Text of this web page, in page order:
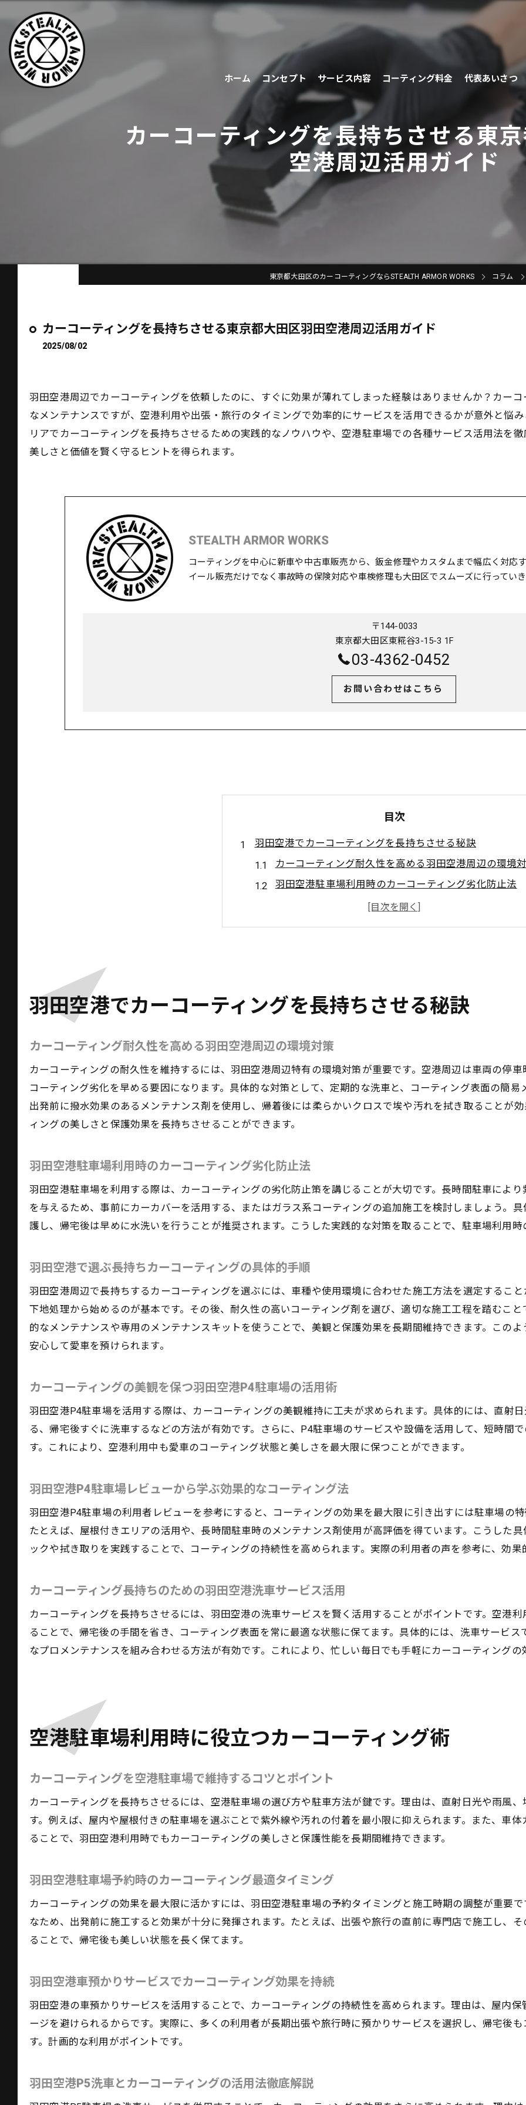
ホーム コンセプト サービス内容 コーティング料金 代表あいさつ
カーコーティングを長持ちさせる東
空港周辺活用ガイド
東京都大田区のカーコーティングならSTEALTH ARMOR WORKS コラム
カーコーティングを長持ちさせる東京都大田区羽田空港周辺活用ガイド
2025/08/02
羽田空港周辺でカーコーティングを依頼したのに、すぐに効果が薄れてしまった経験はありませんか？カー
なメンテナンスですが、空港利用や出張・旅行のタイミングで効率的にサービスを活用できるかが意外と悩
リアでカーコーティングを長持ちさせるための実践的なノウハウや、空港駐車場での各種サービス活用法を
美しさと価値を賢く守るヒントを得られます。
STEALTH ARMOR WORKS
コーティングを中心に新車や中古車販売から、鈑金修理やカスタムまで幅広く対応
イール販売だけでなく事故時の保険対応や車検修理も大田区でスムーズに行っていき
〒144-0033
東京都大田区東糀谷3-15-3 1F
03-4362-0452
お問い合わせはこちら
目次
羽田空港でカーコーティングを長持ちさせる秘訣
カーコーティング耐久性を高める羽田空港周辺の環境
羽田空港駐車場利用時のカーコーティング劣化防止法
羽田空港で選ぶ長持ちカーコーティングの具体的手順
カーコーティングの美観を保つ羽田空港P4駐車場の活
カーコーティングを空港駐車場で維持するコツとポイン
羽田空港車預かりサービスでカーコーティング効果を持
羽田空港P5洗車とカーコーティングの活用法徹底解説
カーコーティング効果を引き出す羽田空港駐車場の選
空港駐車場でカーコーティングのトラブルを防ぐ方法
カーコーティングの効果を保つ羽田空港周辺の知恵
洗車料金やサービス内容で選ぶ賢いカーコーティング活
カーコーティングの撥水性を長持ちさせる羽田空港活
羽田空港駐車場レビューを参考にしたコーティング方
カーコーティングと羽田空港周辺環境の相性と対策
出張や旅行中に愛車を守るカーコーティング活用法
出張時に役立つ羽田空港カーコーティングの選び方
旅行中も安心のカーコーティングメンテナンスポイン
羽田空港で洗車サービスを上手に利用するコツ
羽田空港洗車料金とカーコーティング効果の関係性
洗車と同時にカーコーティング効果を高める方法
羽田空港洗車サービス口コミで選ぶコーティング術
羽田空港駐車場予約時のカーコーティング計画術
羽田空港駐車場予約と洗車サービスの活用ポイント
カーコーティングを意識した駐車場選択の基準
羽田空港周辺で信頼できるカーコーティングの選び方
長持ちするカーコーティング業者を見極めるポイント
羽田空港周辺カーコーティング体験談から学ぶ選択術
スマホで簡単にできるカーコーティング予約活用術
カーコーティングの美観を保つ日常管理チェックリスト
羽田空港でカーコーティングを長持ちさせる秘訣
カーコーティング耐久性を高める羽田空港周辺の環境対策
カーコーティングの耐久性を維持するには、羽田空港周辺特有の環境対策が重要です。空港周辺は車両の停
コーティング劣化を早める要因になります。具体的な対策として、定期的な洗車と、コーティング表面の簡易
出発前に撥水効果のあるメンテナンス剤を使用し、帰着後には柔らかいクロスで埃や汚れを拭き取ることが
ィングの美しさと保護効果を長持ちさせることができます。
羽田空港駐車場利用時のカーコーティング劣化防止法
羽田空港駐車場を利用する際は、カーコーティングの劣化防止策を講じることが大切です。長時間駐車によ
を与えるため、事前にカーカバーを活用する、またはガラス系コーティングの追加施工を検討しましょう。
護し、帰宅後は早めに水洗いを行うことが推奨されます。こうした実践的な対策を取ることで、駐車場利用時
羽田空港で選ぶ長持ちカーコーティングの具体的手順
羽田空港周辺で長持ちするカーコーティングを選ぶには、車種や使用環境に合わせた施工方法を選定するこ
下地処理から始めるのが基本です。その後、耐久性の高いコーティング剤を選び、適切な施工工程を踏むこ
的なメンテナンスや専用のメンテナンスキットを使うことで、美観と保護効果を長期間維持できます。この
安心して愛車を預けられます。
カーコーティングの美観を保つ羽田空港P4駐車場の活用術
羽田空港P4駐車場を活用する際は、カーコーティングの美観維持に工夫が求められます。具体的には、直射
る、帰宅後すぐに洗車するなどの方法が有効です。さらに、P4駐車場のサービスや設備を活用して、短時間
す。これにより、空港利用中も愛車のコーティング状態と美しさを最大限に保つことができます。
羽田空港P4駐車場レビューから学ぶ効果的なコーティング法
羽田空港P4駐車場の利用者レビューを参考にすると、コーティングの効果を最大限に引き出すには駐車場の
たとえば、屋根付きエリアの活用や、長時間駐車時のメンテナンス剤使用が高評価を得ています。こうした
ックや拭き取りを実践することで、コーティングの持続性を高められます。実際の利用者の声を参考に、効果
カーコーティング長持ちのための羽田空港洗車サービス活用
カーコーティングを長持ちさせるには、羽田空港の洗車サービスを賢く活用することがポイントです。空港
ることで、帰宅後の手間を省き、コーティング表面を常に最適な状態に保てます。具体的には、洗車サービ
なプロメンテナンスを組み合わせる方法が有効です。これにより、忙しい毎日でも手軽にカーコーティングの
空港駐車場利用時に役立つカーコーティング術
カーコーティングを空港駐車場で維持するコツとポイント
カーコーティングを長持ちさせるには、空港駐車場の選び方や駐車方法が鍵です。理由は、直射日光や雨風
す。例えば、屋内や屋根付きの駐車場を選ぶことで紫外線や汚れの付着を最小限に抑えられます。また、車
ることで、羽田空港利用時でもカーコーティングの美しさと保護性能を長期間維持できます。
羽田空港駐車場予約時のカーコーティング最適タイミング
カーコーティングの効果を最大限に活かすには、羽田空港駐車場の予約タイミングと施工時期の調整が重要
なため、出発前に施工すると効果が十分に発揮されます。たとえば、出張や旅行の直前に専門店で施工し、
ることで、帰宅後も美しい状態を長く保てます。
羽田空港車預かりサービスでカーコーティング効果を持続
羽田空港の車預かりサービスを活用することで、カーコーティングの持続性を高められます。理由は、屋内
ージを避けられるからです。実際に、多くの利用者が長期出張や旅行時に預かりサービスを選択し、帰宅後
す。計画的な利用がポイントです。
羽田空港P5洗車とカーコーティングの活用法徹底解説